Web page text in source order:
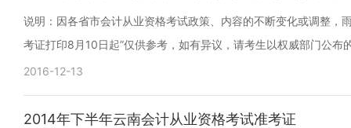
说明：因各省市会计从业资格考试政策、内容的不断变化或调整，
考证打印8月10日起”仅供参考，如有异议，请考生以权威部门公布
2016-12-13
2014年下半年云南会计从业资格考试准考证